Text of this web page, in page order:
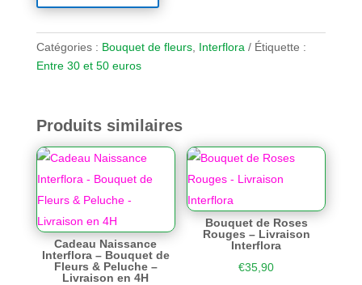
Catégories : Bouquet de fleurs, Interflora
Étiquette :
Entre 30 et 50 euros
Produits similaires
Cadeau Naissance
Interflora – Bouquet de
Fleurs & Peluche –
Livraison en 4H
Bouquet de Roses
Rouges – Livraison
Interflora
€35,90